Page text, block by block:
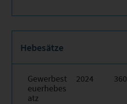
Hebesätze
Gewerbest
euerhebes
atz
2024 360